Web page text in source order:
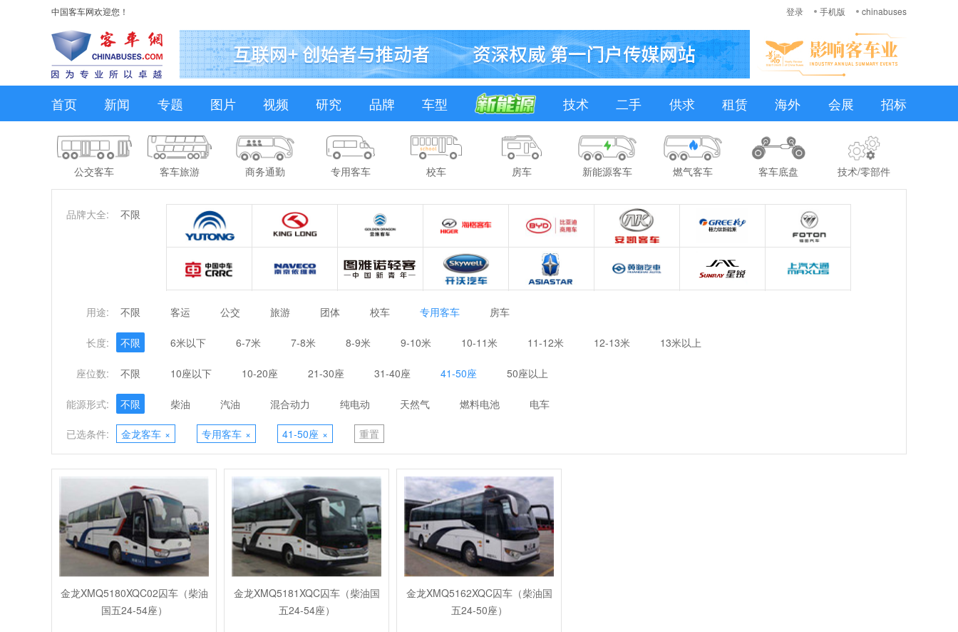
中国客车网欢迎您！ 登录 手机版 chinabuses
首页 新闻 专题 图片 视频 研究 品牌 车型 技术 二手 供求 租赁 海外 会展 招标
公交客车 客车旅游 商务通勤 专用客车 校车 房车 新能源客车 燃气客车 客车底盘 技术/零部件
品牌大全: 不限
用途: 不限 客运 公交 旅游 团体 校车 专用客车 房车
长度: 不限 6米以下 6-7米 7-8米 8-9米 9-10米 10-11米 11-12米 12-13米 13米以上
座位数: 不限 10座以下 10-20座 21-30座 31-40座 41-50座 50座以上
能源形式: 不限 柴油 汽油 混合动力 纯电动 天然气 燃料电池 电车
已选条件: 金龙客车 × 专用客车 × 41-50座 × 重置
金龙XMQ5180XQC02囚车（柴油
国五24-54座）
金龙XMQ5181XQC囚车（柴油国
五24-54座）
金龙XMQ5162XQC囚车（柴油国
五24-50座）